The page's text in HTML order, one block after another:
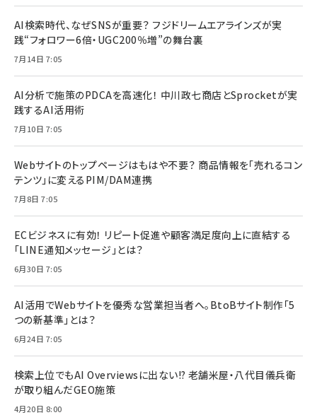
AI検索時代、なぜSNSが重要？ フジドリームエアラインズが実
践“フォロワー6倍・UGC200％増”の舞台裏
7月14日 7:05
AI分析で施策のPDCAを高速化！ 中川政七商店とSprocketが実
践するAI活用術
7月10日 7:05
Webサイトのトップページはもはや不要？ 商品情報を「売れるコン
テンツ」に変えるPIM/DAM連携
7月8日 7:05
ECビジネスに有効！ リピート促進や顧客満足度向上に直結する
「LINE通知メッセージ」とは？
6月30日 7:05
AI活用でWebサイトを優秀な営業担当者へ。BtoBサイト制作「5
つの新基準」とは？
6月24日 7:05
検索上位でもAI Overviewsに出ない!? 老舗米屋・八代目儀兵衛
が取り組んだGEO施策
4月20日 8:00